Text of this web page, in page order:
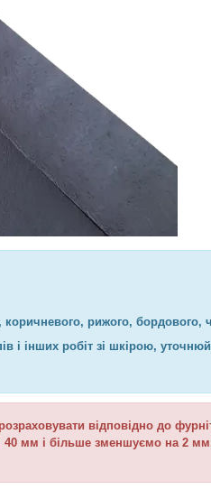
рижого, бордового,
і інших робіт зі шкірою,
відповідно до
мм і більше зменшуємо на 2